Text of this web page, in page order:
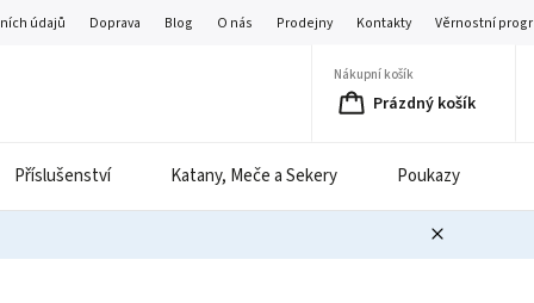
údajů Doprava Blog O nás Prodejny Kontakty Věrnostní
Nákupní košík
Prázdný košík
Příslušenství Katany, Meče a Sekery Poukazy